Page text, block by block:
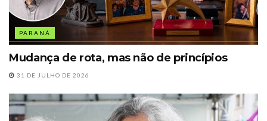
PARANÁ
Mudança de rota, mas não de princípios
31 DE JULHO DE 2026